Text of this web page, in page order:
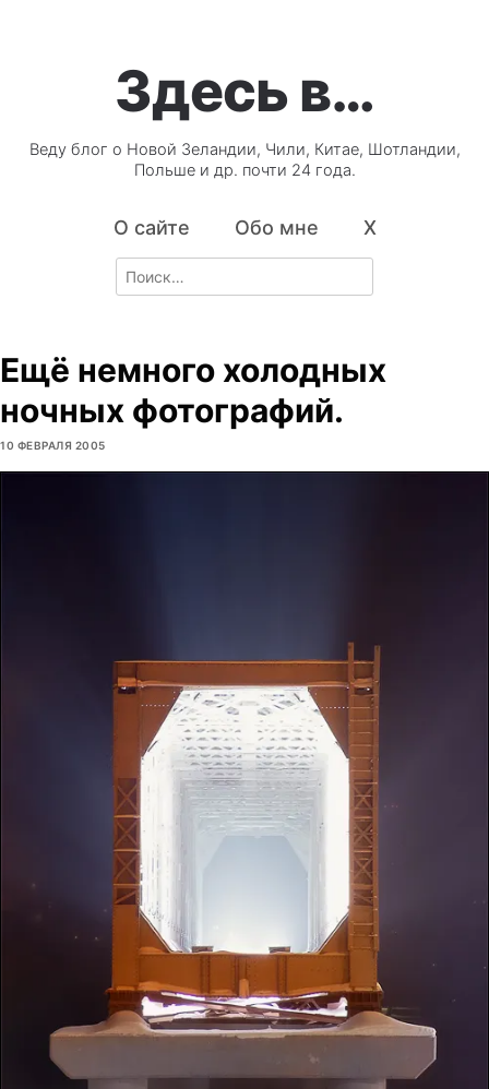
Здесь в…
Веду блог о Новой Зеландии, Чили, Китае, Шотландии,
Польше и др. почти 24 года.
О сайте Обо мне X
Search
for:
Ещё немного холодных
ночных фотографий.
10 ФЕВРАЛЯ 2005